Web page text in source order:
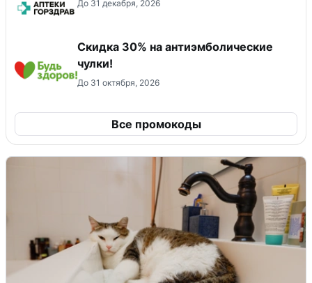
До 31 декабря, 2026
Скидка 30% на антиэмболические
чулки!
До 31 октября, 2026
Все промокоды